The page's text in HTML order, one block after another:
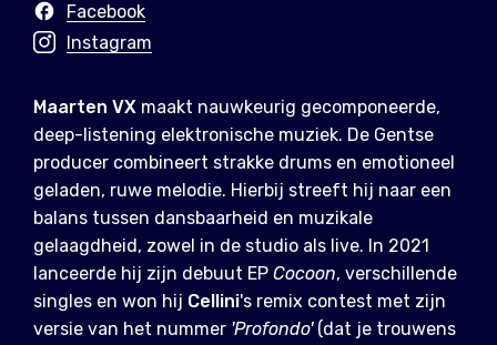
Facebook
Instagram
Maarten VX maakt nauwkeurig gecomponeerde,
deep-listening elektronische muziek. De Gentse
producer combineert strakke drums en emotioneel
geladen, ruwe melodie. Hierbij streeft hij naar een
balans tussen dansbaarheid en muzikale
gelaagdheid, zowel in de studio als live. In 2021
lanceerde hij zijn debuut EP Cocoon, verschillende
singles en won hij Cellini's remix contest met zijn
versie van het nummer 'Profondo'(dat je trouwens